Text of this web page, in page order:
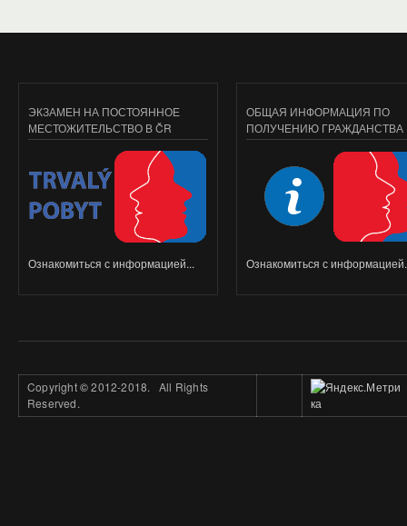
ЭКЗАМЕН НА ПОСТОЯННОЕ
МЕСТОЖИТЕЛЬСТВО В ČR
Ознакомиться с информацией...
ОБЩАЯ ИНФОРМАЦИЯ ПО
ПОЛУЧЕНИЮ ГРАЖДАНСТВА
Ознакомиться с
Copyright©2012-2018. All Rights
Reserved.